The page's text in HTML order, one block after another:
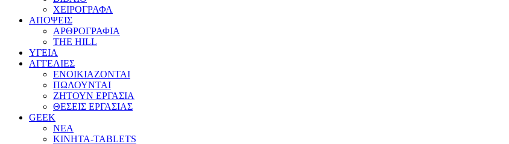
ΧΕΙΡΟΓΡΑΦΑ
ΑΠΟΨΕΙΣ
ΑΡΘΡΟΓΡΑΦΙΑ
THE HILL
ΥΓΕΙΑ
ΑΓΓΕΛΙΕΣ
ΕΝΟΙΚΙΑΖΟΝΤΑΙ
ΠΩΛΟΥΝΤΑΙ
ΖΗΤΟΥΝ ΕΡΓΑΣΙΑ
ΘΕΣΕΙΣ ΕΡΓΑΣΙΑΣ
GEEK
ΝΕΑ
ΚΙΝΗΤΑ-TABLETS